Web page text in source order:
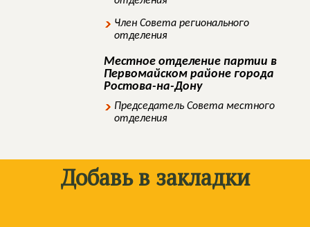
Член Совета регионального
отделения
Местное отделение партии в
Первомайском районе города
Ростова-на-Дону
Председатель Совета местного
отделения
Добавь в закладки